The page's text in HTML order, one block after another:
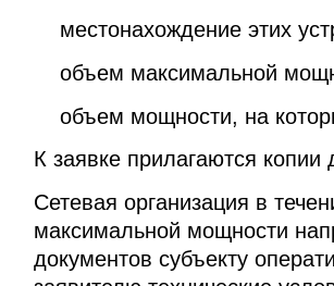
местонахождение этих
объем максимальной
объем мощности, на
К заявке прилагаются
Сетевая организация в
максимальной мощности
документов субъекту